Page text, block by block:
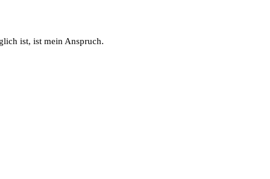
ist, ist mein Anspruch.